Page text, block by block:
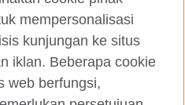
Instagram
TikTok
mempersonalisasi
kunjungan ke situs
iklan. Beberapa cookie
web berfungsi,